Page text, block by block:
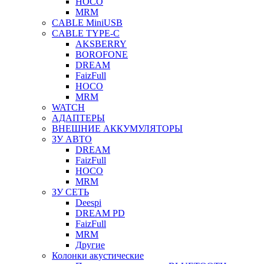
MRM
CABLE MiniUSB
CABLE TYPE-C
AKSBERRY
BOROFONE
DREAM
FaizFull
HOCO
MRM
WATCH
АДАПТЕРЫ
ВНЕШНИЕ АККУМУЛЯТОРЫ
ЗУ АВТО
DREAM
FaizFull
HOCO
MRM
ЗУ СЕТЬ
Deespi
DREAM PD
FaizFull
MRM
Другие
Колонки акустические